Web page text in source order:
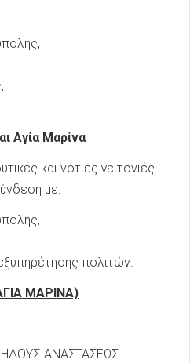
Αγία Μαρίνα
και νότιες γειτονιές
με:
πολιτών.
ΜΑΡΙΝΑ)
ΑΝΑΣΤΑΣΕΩΣ-